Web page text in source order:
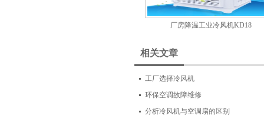
厂房降温工业冷风机KD18
相关文章
工厂选择冷风机
环保空调故障维修
分析冷风机与空调扇的区别